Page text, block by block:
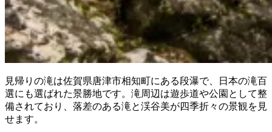
見帰りの滝は佐賀県唐津市相知町にある段瀑で、日本の滝百
選にも選ばれた景勝地です。滝周辺は遊歩道や公園として整
備されており、落差のある滝と渓谷美が四季折々の景観を見
せます。